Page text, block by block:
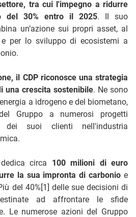
tra cui l'impegno a ridurre
del 30% entro il 2025. Il suo
un’azione sui propri asset, al
per lo sviluppo di ecosistemi a
il CDP riconosce una strategia
una crescita sostenibile. Ne sono
a idrogeno e del biometano,
Gruppo a numerosi progetti
suoi clienti nell'industria
circa 100 milioni di euro
la sua impronta di carbonio e
del 40%[1] delle sue decisioni di
ad affrontare le sfide
Le numerose azioni del Gruppo